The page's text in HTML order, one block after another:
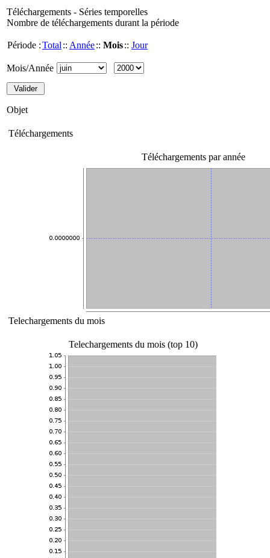
Téléchargements - Séries temporelles
Nombre de téléchargements durant la période
Période :Total :: Année:: Mois:: Jour
Mois/Année
Objet
Téléchargements
Téléchargements par année
Telechargements du mois
Telechargements du mois (top 10)